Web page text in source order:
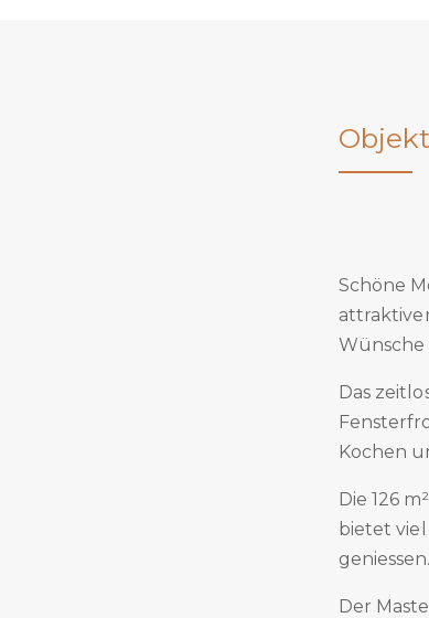
Schöne
Wünsche
Das
Kochen
Die 126
bietet
geniessen.
Der